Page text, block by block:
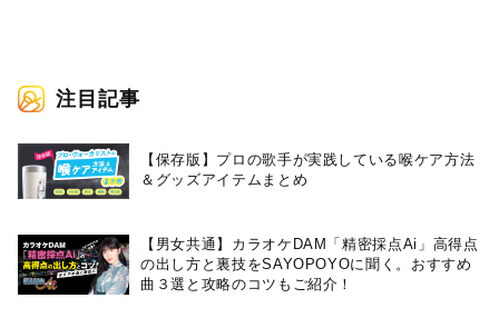
注目記事
【保存版】プロの歌手が実践している喉ケア⽅法
＆グッズアイテムまとめ
【男女共通】カラオケDAM「精密採点Ai」高得点
の出し方と裏技をSAYOPOYOに聞く。おすすめ
曲３選と攻略のコツもご紹介！